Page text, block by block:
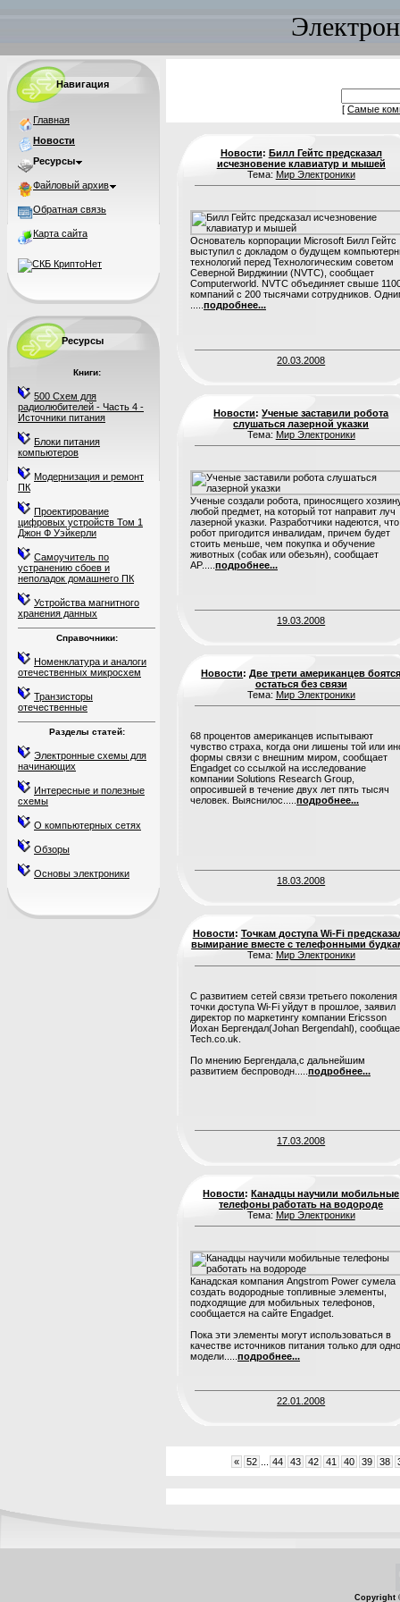
Навигация
Главная
Новости
Ресурсы
Файловый архив
Обратная связь
Карта сайта
Ресурсы
Книги:
500 Схем для
радиолюбителей - Часть 4 -
Источники питания
Блоки питания
компьютеров
Модернизация и ремонт
ПК
Проектирование
цифровых устройств Том 1
Джон Ф Уэйкерли
Самоучитель по
устранению сбоев и
неполадок домашнего ПК
Устройства магнитного
хранения данных
Справочники:
Номенклатура и аналоги
отечественных микросхем
Транзисторы
отечественные
Разделы статей:
Электронные схемы для
начинающих
Интересные и полезные
схемы
О компьютерных сетях
Обзоры
Основы электроники
[ Самые
Новости: Билл Гейтс предсказал
исчезновение клавиатур и мышей
Тема: Мир Электроники
Основатель корпорации Microsoft Билл Гейтс
выступил с докладом о будущем
технологий перед Технологическим советом
Северной Вирджинии (NVTC), сообщает
Computerworld. NVTC объединяет свыше
компаний с 200 тысячами сотрудников.
подробнее...
20.03.2008
Новости:Ученые заставили робота
слушаться лазерной указки
Тема: Мир Электроники
Ученые создали робота, приносящего
любой предмет, на который тот направит луч
лазерной указки. Разработчики надеются, что
робот пригодится инвалидам, причем будет
стоить меньше, чем покупка и обучение
животных (собак или обезьян), сообщает
AP..... подробнее...
19.03.2008
Новости:Две трети американцев
остаться без связи
Тема: Мир Электроники
68 процентов американцев испытывают
чувство страха, когда они лишены той или
формы связи с внешним миром, сообщает
Engadget со ссылкой на исследование
компании Solutions Research Group,
опросившей в течение двух лет пять тысяч
человек. Выяснилос..... подробнее...
18.03.2008
Новости: Точкам доступа Wi-Fi
вымирание вместе с телефонными
Тема: Мир Электроники
С развитием сетей связи третьего поколения
точки доступа Wi-Fi уйдут в прошлое, заявил
директор по маркетингу компании Ericsson
Йохан Бергендал(Johan Bergendahl),
Tech.co.uk.
По мнению Бергендала,с дальнейшим
развитием беспроводн..... подробнее...
17.03.2008
Новости:Канадцы научили мобильные
телефоны работать на водороде
Тема: Мир Электроники
Канадская компания Angstrom Power сумела
создать водородные топливные элементы,
подходящие для мобильных телефонов,
сообщается на сайте Engadget.
Пока эти элементы могут использоваться в
качестве источников питания только для
модели..... подробнее...
22.01.2008
« 52 44 43 42 41 40 39 38
Copyright